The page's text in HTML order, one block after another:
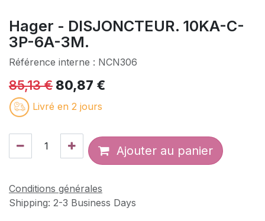
Hager - DISJONCTEUR. 10KA-C-
3P-6A-3M.
Référence interne : NCN306
85,13€ 80,87 €
Livré en 2 jours
Ajouter au panier
Conditions générales
Shipping: 2-3 Business Days